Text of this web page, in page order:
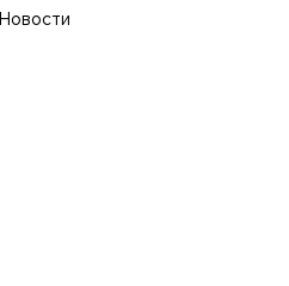
Новости